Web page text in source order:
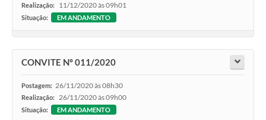
Realização: 11/12/2020 às 09h01
Situação: EM ANDAMENTO
CONVITE Nº 011/2020
Postagem: 26/11/2020 às 08h30
Realização: 26/11/2020 às 09h00
Situação: EM ANDAMENTO